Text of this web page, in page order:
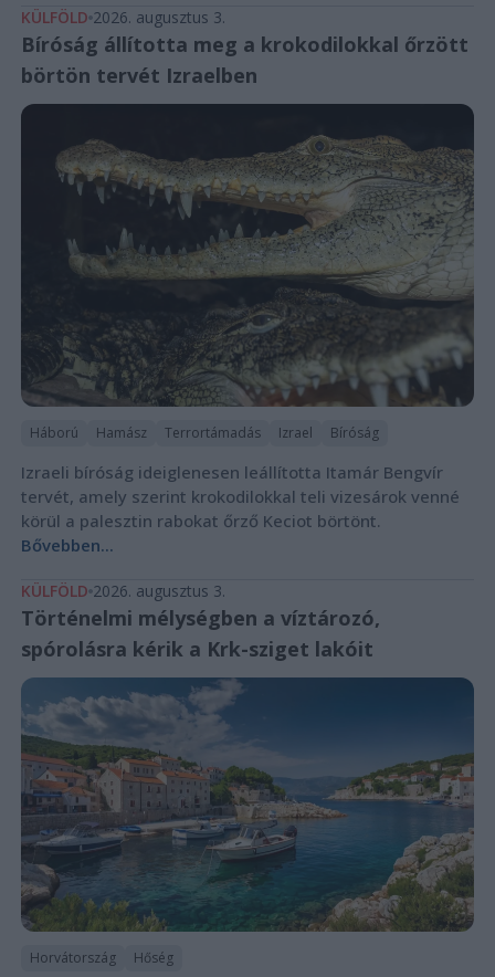
KÜLFÖLD 2026. augusztus 3.
Bíróság állította meg a krokodilokkal őrzött
börtön tervét Izraelben
Háború Hamász Terrortámadás Izrael Bíróság
Izraeli bíróság ideiglenesen leállította Itamár Bengvír
tervét, amely szerint krokodilokkal teli vizesárok venné
körül a palesztin rabokat őrző Keciot börtönt.
Bővebben...
KÜLFÖLD 2026. augusztus 3.
Történelmi mélységben a víztározó,
spórolásra kérik a Krk-sziget lakóit
Horvátország Hőség